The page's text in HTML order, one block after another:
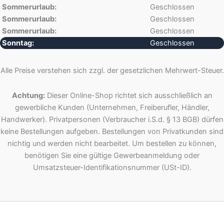
Sommerurlaub:
Geschlossen
Sommerurlaub:
Geschlossen
Sommerurlaub:
Geschlossen
Sonntag:
Geschlossen
Alle Preise verstehen sich zzgl. der gesetzlichen Mehrwert-Steuer.
Achtung:Dieser Online-Shop richtet sich ausschließlich an
gewerbliche Kunden (Unternehmen, Freiberufler, Händler,
Handwerker). Privatpersonen (Verbraucher i.S.d. § 13 BGB) dürfen
keine Bestellungen aufgeben. Bestellungen von Privatkunden sind
nichtig und werden nicht bearbeitet. Um bestellen zu können,
benötigen Sie eine gültige Gewerbeanmeldung oder
Umsatzsteuer-Identifikationsnummer (USt-ID).